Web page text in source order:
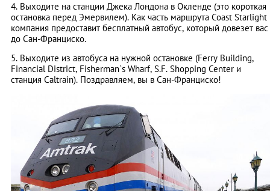
4. Выходите на станции Джека Лондона в Окленде (это короткая
остановка перед Эмервилем). Как часть маршрута Coast Starlight
компания предоставит бесплатный автобус, который довезет вас
до Сан-Франциско.
5. Выходите из автобуса на нужной остановке (Ferry Building,
Financial District, Fisherman`s Wharf, S.F. Shopping Center и
станция Caltrain). Поздравляем, вы в Сан-Франциско!